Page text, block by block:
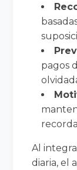
pagos
Al
diaria, el